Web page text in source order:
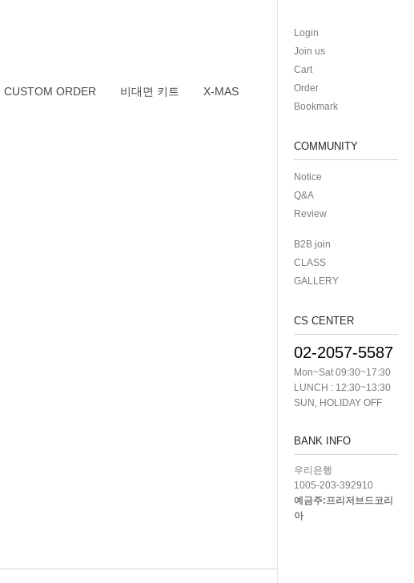
CUSTOM ORDER 비대면 키트
X-MAS
Login
Join us
Cart
Order
Bookmark
COMMUNITY
Notice
Q&A
Review
B2B join
CLASS
GALLERY
CS CENTER
02-2057-5587
Mon~Sat 09:30~17:30
LUNCH : 12:30~13:30
SUN, HOLIDAY OFF
BANK INFO
우리은행
1005-203-392910
예금주:프리저브드코리
아